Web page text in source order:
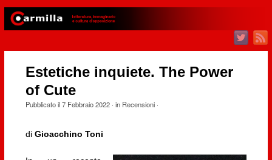
Estetiche inquiete. The Power
of Cute
Pubblicato il7 Febbraio 2022· in Recensioni·
di Gioacchino Toni